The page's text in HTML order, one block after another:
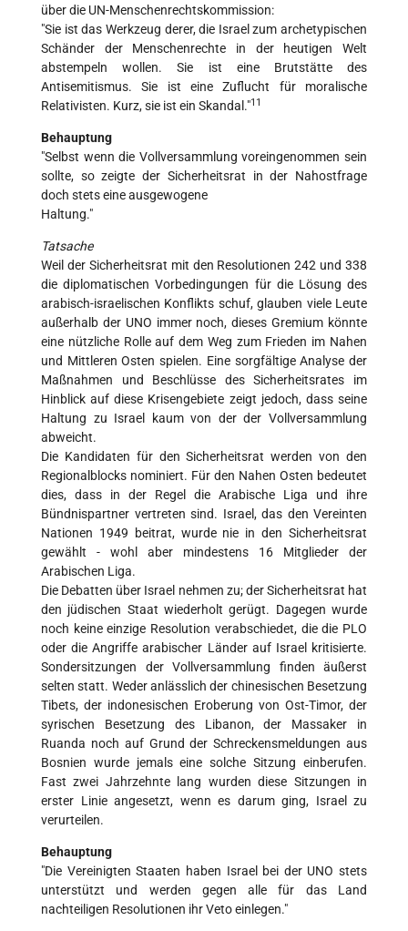
über die UN-Menschenrechtskommission:
"Sie ist das Werkzeug derer, die Israel zum archetypischen
Schänder der Menschenrechte in der heutigen Welt
abstempeln wollen. Sie ist eine Brutstätte des
Antisemitismus. Sie ist eine Zuflucht für moralische
Relativisten. Kurz, sie ist ein Skandal."11
Behauptung
"Selbst wenn die Vollversammlung voreingenommen sein
sollte, so zeigte der Sicherheitsrat in der Nahostfrage
doch stets eine ausgewogene
Haltung."
Tatsache
Weil der Sicherheitsrat mit den Resolutionen 242 und 338
die diplomatischen Vorbedingungen für die Lösung des
arabisch-israelischen Konflikts schuf, glauben viele Leute
außerhalb der UNO immer noch, dieses Gremium könnte
eine nützliche Rolle auf dem Weg zum Frieden im Nahen
und Mittleren Osten spielen. Eine sorgfältige Analyse der
Maßnahmen und Beschlüsse des Sicherheitsrates im
Hinblick auf diese Krisengebiete zeigt jedoch, dass seine
Haltung zu Israel kaum von der der Vollversammlung
abweicht.
Die Kandidaten für den Sicherheitsrat werden von den
Regionalblocks nominiert. Für den Nahen Osten bedeutet
dies, dass in der Regel die Arabische Liga und ihre
Bündnispartner vertreten sind. Israel, das den Vereinten
Nationen 1949 beitrat, wurde nie in den Sicherheitsrat
gewählt - wohl aber mindestens 16 Mitglieder der
Arabischen Liga.
Die Debatten über Israel nehmen zu; der Sicherheitsrat hat
den jüdischen Staat wiederholt gerügt. Dagegen wurde
noch keine einzige Resolution verabschiedet, die die PLO
oder die Angriffe arabischer Länder auf Israel kritisierte.
Sondersitzungen der Vollversammlung finden äußerst
selten statt. Weder anlässlich der chinesischen Besetzung
Tibets, der indonesischen Eroberung von Ost-Timor, der
syrischen Besetzung des Libanon, der Massaker in
Ruanda noch auf Grund der Schreckensmeldungen aus
Bosnien wurde jemals eine solche Sitzung einberufen.
Fast zwei Jahrzehnte lang wurden diese Sitzungen in
erster Linie angesetzt, wenn es darum ging, Israel zu
verurteilen.
Behauptung
"Die Vereinigten Staaten haben Israel bei der UNO stets
unterstützt und werden gegen alle für das Land
nachteiligen Resolutionen ihr Veto einlegen."